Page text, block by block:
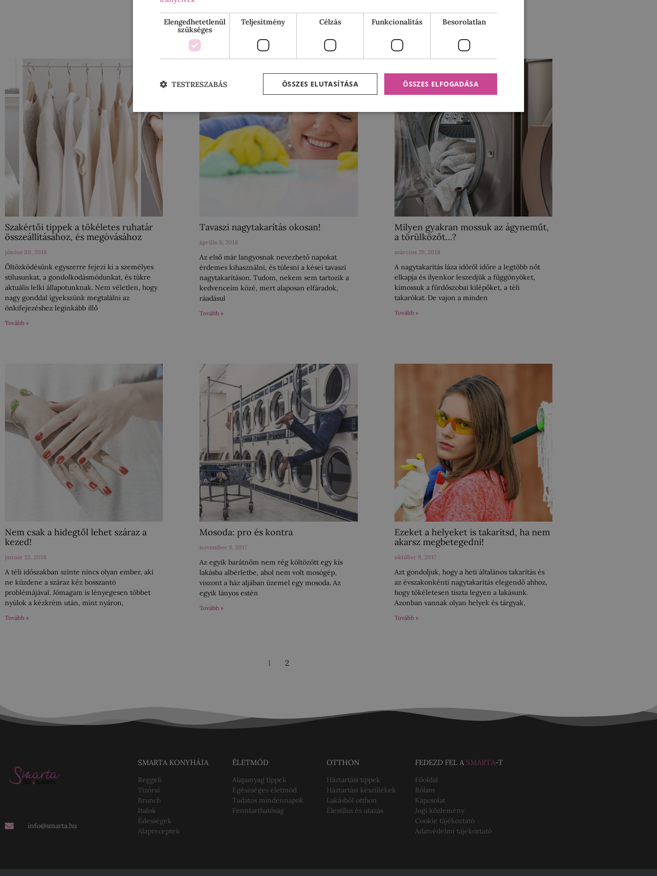
Tovább »
Szakértői tippek a tökéletes ruhatár
összeállításához, és megóvásához
június 30, 2018
Öltözködésünk egyszerre fejezi ki a személyes
stílusunkat, a gondolkodásmódunkat, és tükre
aktuális lelki állapotunknak. Nem véletlen, hogy
nagy gonddal igyekszünk megtalálni az
önkifejezéshez leginkább illő
Tovább »
Tavaszi nagytakarítás okosan!
április 9, 2018
Az első már langyosnak nevezhető napokat
érdemes kihasználni, és túlesni a kései tavaszi
nagytakarításon. Tudom, nekem sem tartozik a
kedvenceim közé, mert alaposan elfáradok,
ráadásul
Tovább »
Milyen gyakran mossuk az ágyneműt,
a törülközőt…?
március 29, 2018
A nagytakarítás láza időről időre a legtöbb nőt
elkapja és ilyenkor leszedjük a függönyöket,
kimossuk a fürdőszobai kilépőket, a téli
takarókat. De vajon a minden
Tovább »
Nem csak a hidegtől lehet száraz a
kezed!
január 23, 2018
A téli időszakban szinte nincs olyan ember, aki
ne küzdene a száraz kéz bosszantó
problémájával. Jómagam is lényegesen többet
nyúlok a kézkrém után, mint nyáron,
Tovább »
Mosoda: pro és kontra
november 9, 2017
Az egyik barátnőm nem rég költözött egy kis
lakásba albérletbe, ahol nem volt mosógép,
viszont a ház aljában üzemel egy mosoda. Az
egyik lányos estén
Tovább »
Ezeket a helyeket is takarítsd, ha nem
akarsz megbetegedni!
október 9, 2017
Azt gondoljuk, hogy a heti általános takarítás és
az évszakonkénti nagytakarítás elegendő ahhoz,
hogy tökéletesen tiszta legyen a lakásunk.
Azonban vannak olyan helyek és tárgyak,
Tovább »
1 2
info@smarta.hu
SMARTA KONYHÁJA
Reggeli
Tízórai
Brunch
Italok
Édességek
Alapreceptek
ÉLETMÓD
Alapanyag tippek
Egészséges életmód
Tudatos mindennapok
Fenntarthatóság
OTTHON
Háztartási tippek
Háztartási készülékek
Lakásból otthon
Élestílus és utazás
FEDEZD FEL A SMARTA-T
Főoldal
Rólam
Kapcsolat
Jogi közlemény
Cookie tájékoztató
Adatvédelmi tájékoztató
Elengedhetetlenül
szükséges
Teljesítmény Célzás Funkcionalitás Besorolatlan
ÖSSZES ELFOGADÁSA
ÖSSZES ELUTASÍTÁSA
TESTRESZABÁS